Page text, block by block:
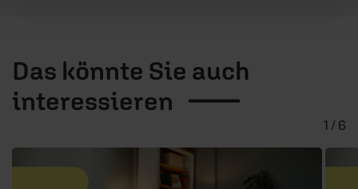
Das könnte Sie auch
interessieren
1 / 6